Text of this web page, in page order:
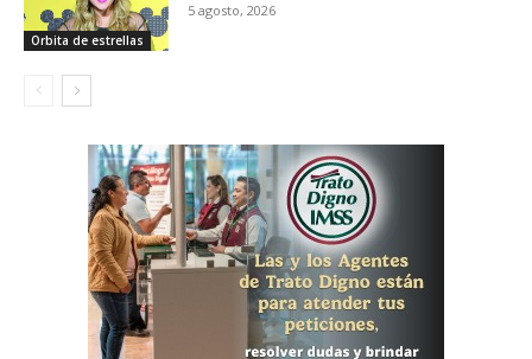
Orbita de estrellas
5 agosto, 2026